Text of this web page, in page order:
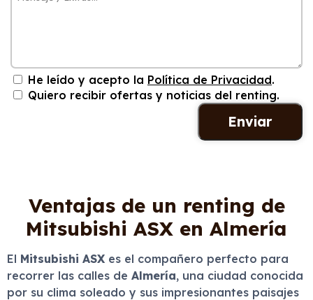
He leído y acepto la Política de Privacidad.
Quiero recibir ofertas y noticias del renting.
Ventajas de un renting de
Mitsubishi ASX en Almería
El Mitsubishi ASX es el compañero perfecto para
recorrer las calles de Almería, una ciudad conocida
por su clima soleado y sus impresionantes paisajes